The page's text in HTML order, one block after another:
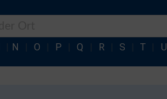
N O P Q R S T U